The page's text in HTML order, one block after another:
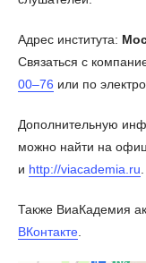
Адрес института:
Связаться с
00‒76 или по
Дополнительную
можно найти на
и http://viacademia.ru
Также ВиаКадемия
ВКонтакте